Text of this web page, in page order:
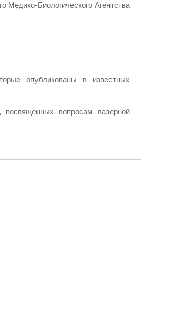
Биологического Агентства
опубликованы в известных
посвященных вопросам лазерной